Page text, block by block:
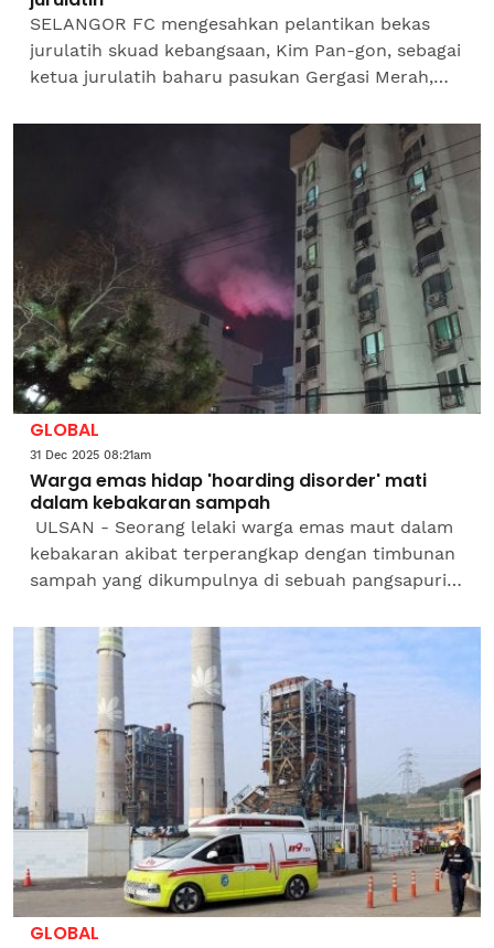
SELANGOR FC mengesahkan pelantikan bekas
jurulatih skuad kebangsaan, Kim Pan-gon, sebagai
ketua jurulatih baharu pasukan Gergasi Merah,
rasmi kelab,...
GLOBAL
31 Dec 2025 08:21am
Warga emas hidap 'hoarding disorder' mati
dalam kebakaran sampah
ULSAN - Seorang lelaki warga emas maut dalam
kebakaran akibat terperangkap dengan timbunan
sampah yang dikumpulnya di sebuah pangsapuri
laporan Korea...
GLOBAL